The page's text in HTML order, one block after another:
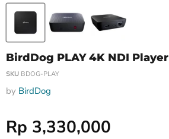
BirdDog PLAY 4K NDI Player
SKU BDOG-PLAY
by BirdDog
Harga Special
Rp 3,330,000